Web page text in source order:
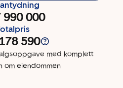
990 000
590
med komplett
om eiendommen